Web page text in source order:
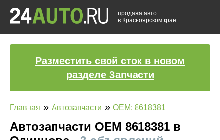
продажа авто
в Красноярском крае
Разместить свой сток в новом
разделе Запчасти
Главная » Автозапчасти » OEM: 8618381
Автозапчасти ОЕМ 8618381 в